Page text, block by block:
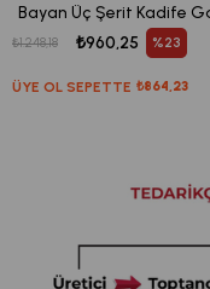
ÜYE OL SEPETTE ₺864,23
₺960,25
₺1.248,18 %23